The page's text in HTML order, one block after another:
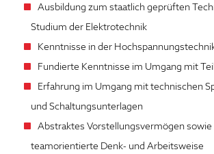
Ausbildung zum staatlich geprüften
Studium der Elektrotechnik
Kenntnisse in der
Fundierte Kenntnisse im Umgang mit
Erfahrung im Umgang mit technischen
und Schaltungsunterlagen
Abstraktes Vorstellungsvermögen
teamorientierte Denk- und Arbeitsweise